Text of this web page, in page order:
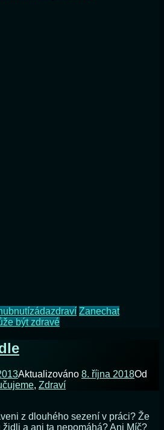
zádazdraví Zanechat
být zdravé
Aktualizováno 8. října 2018Od
, Zdraví
z dlouhého sezení v práci? Že
a ani ta nepomáhá? Ani Míč?